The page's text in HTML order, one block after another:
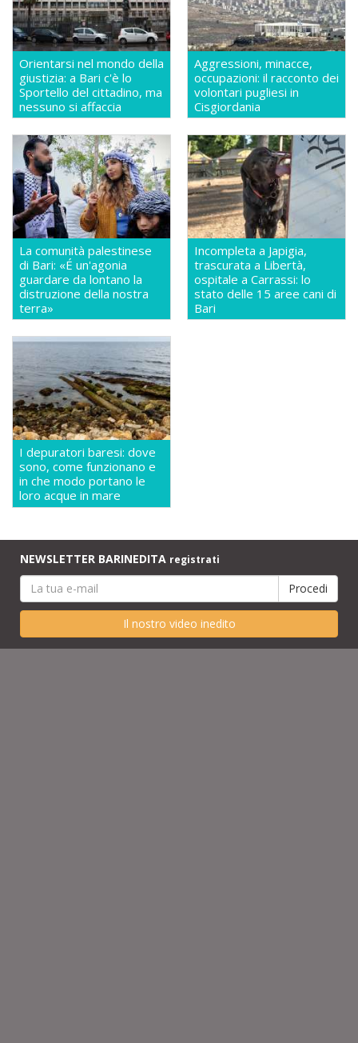
Orientarsi nel mondo della
giustizia: a Bari c'è lo
Sportello del cittadino, ma
nessuno si affaccia
Aggressioni, minacce,
occupazioni: il racconto dei
volontari pugliesi in
Cisgiordania
La comunità palestinese
di Bari: «É un'agonia
guardare da lontano la
distruzione della nostra
terra»
Incompleta a Japigia,
trascurata a Libertà,
ospitale a Carrassi: lo
stato delle 15 aree cani di
Bari
I depuratori baresi: dove
sono, come funzionano e
in che modo portano le
loro acque in mare
NEWSLETTER BARINEDITA registrati
Il nostro video inedito